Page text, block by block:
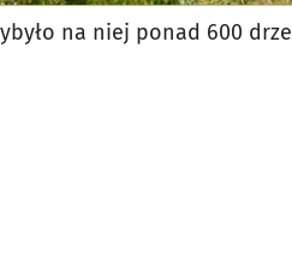
na niej ponad 600